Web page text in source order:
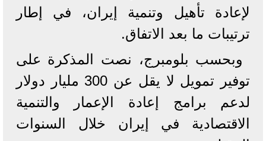
لإعادة تأهيل وتنمية إيران، في إطار
ترتيبات ما بعد الاتفاق.
وبحسب بلومبرج، نصت المذكرة على
توفير تمويل لا يقل عن 300 مليار دولار
لدعم برامج إعادة الإعمار والتنمية
الاقتصادية في إيران خلال السنوات